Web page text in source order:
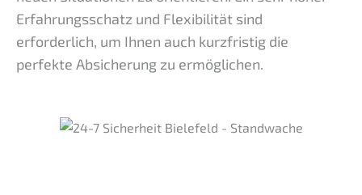
Erfahrungsschatz und Flexibilität sind
erforderlich, um Ihnen auch kurzfristig die
perfekte Absicherung zu ermöglichen.